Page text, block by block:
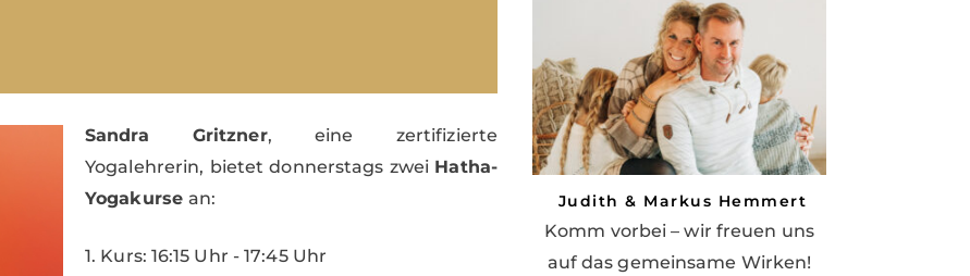
Sandra Gritzner, eine zertifizierte
Yogalehrerin, bietet donnerstags zwei Hatha-
Yogakurse an:
1. Kurs: 16:15 Uhr - 17:45 Uhr
Judith & Markus Hemmert
Komm vorbei – wir freuen uns
auf das gemeinsame Wirken!